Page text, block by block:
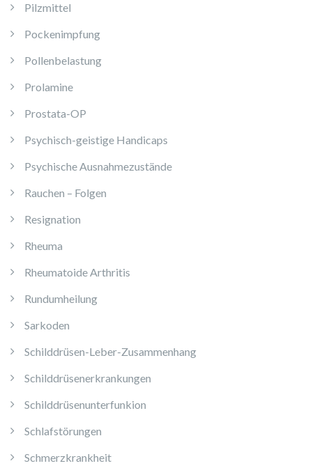
Pilzmittel
Pockenimpfung
Pollenbelastung
Prolamine
Prostata-OP
Psychisch-geistige Handicaps
Psychische Ausnahmezustände
Rauchen – Folgen
Resignation
Rheuma
Rheumatoide Arthritis
Rundumheilung
Sarkoden
Schilddrüsen-Leber-Zusammenhang
Schilddrüsenerkrankungen
Schilddrüsenunterfunkion
Schlafstörungen
Schmerzkrankheit